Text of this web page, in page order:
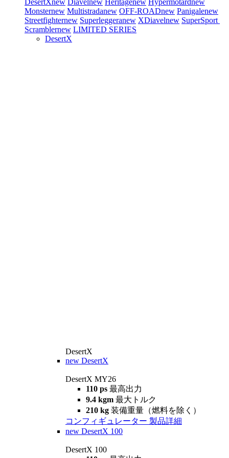
DesertXnew Diavelnew Heritagenew Hypermotardnew
Monsternew Multistradanew OFF-ROADnew Panigalenew
Streetfighternew Superleggeranew XDiavelnew SuperSport
Scramblernew LIMITED SERIES
DesertX
DesertX
new DesertX
DesertX MY26
110 ps 最高出力
9.4 kgm 最大トルク
210 kg 装備重量（燃料を除く）
コンフィギュレーター 製品詳細
new DesertX 100
DesertX 100